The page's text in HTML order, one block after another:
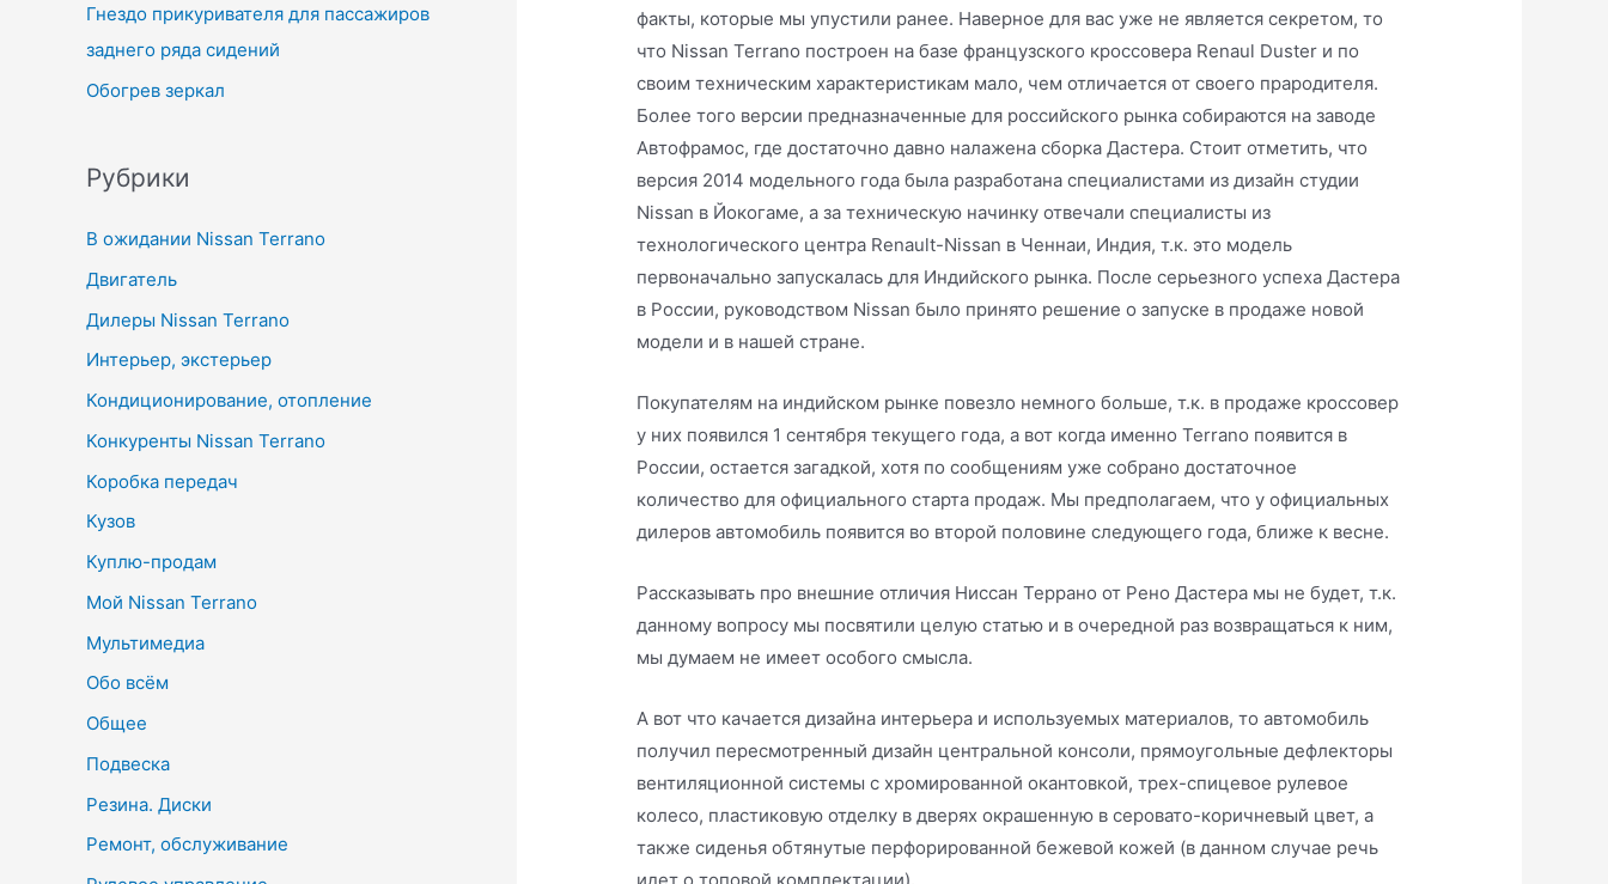
Гнездо прикуривателя для пассажиров
заднего ряда сидений
Обогрев зеркал
Рубрики
В ожидании Nissan Terrano
Двигатель
Дилеры Nissan Terrano
Интерьер, экстерьер
Кондиционирование, отопление
Конкуренты Nissan Terrano
Коробка передач
Кузов
Куплю-продам
Мой Nissan Terrano
Мультимедиа
Обо всём
Общее
Подвеска
Резина. Диски
Ремонт, обслуживание
факты, которые мы упустили ранее. Наверное для вас уже не является секретом, то
что Nissan Terrano построен на базе французского кроссовера Renaul Duster и по
своим техническим характеристикам мало, чем отличается от своего прародителя.
Более того версии предназначенные для российского рынка собираются на заводе
Автофрамос, где достаточно давно налажена сборка Дастера. Стоит отметить, что
версия 2014 модельного года была разработана специалистами из дизайн студии
Nissan в Йокогаме, а за техническую начинку отвечали специалисты из
технологического центра Renault-Nissan в Ченнаи, Индия, т.к. это модель
первоначально запускалась для Индийского рынка. После серьезного успеха Дастера
в России, руководством Nissan было принято решение о запуске в продаже новой
модели и в нашей стране.
Покупателям на индийском рынке повезло немного больше, т.к. в продаже кроссовер
у них появился 1 сентября текущего года, а вот когда именно Terrano появится в
России, остается загадкой, хотя по сообщениям уже собрано достаточное
количество для официального старта продаж. Мы предполагаем, что у официальных
дилеров автомобиль появится во второй половине следующего года, ближе к весне.
Рассказывать про внешние отличия Ниссан Террано от Рено Дастера мы не будет, т.к.
данному вопросу мы посвятили целую статью и в очередной раз возвращаться к ним,
мы думаем не имеет особого смысла.
А вот что качается дизайна интерьера и используемых материалов, то автомобиль
получил пересмотренный дизайн центральной консоли, прямоугольные дефлекторы
вентиляционной системы с хромированной окантовкой, трех-спицевое рулевое
колесо, пластиковую отделку в дверях окрашенную в серовато-коричневый цвет, а
также сиденья обтянутые перфорированной бежевой кожей (в данном случае речь